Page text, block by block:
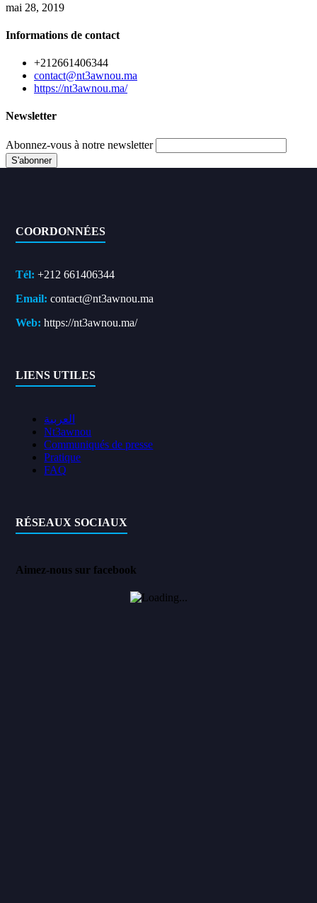
mai 28, 2019
Informations de contact
+212661406344
contact@nt3awnou.ma
https://nt3awnou.ma/
Newsletter
Abonnez-vous à notre newsletter
COORDONNÉES
Tél: +212 661406344
Email: contact@nt3awnou.ma
Web: https://nt3awnou.ma/
LIENS UTILES
العربية
Nt3awnou
Communiqués de presse
Pratique
FAQ
RÉSEAUX SOCIAUX
Aimez-nous sur facebook